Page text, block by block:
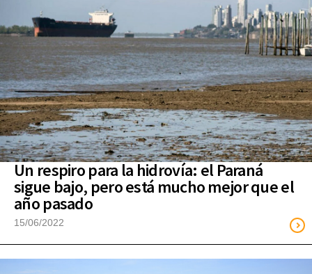
Un respiro para la hidrovía: el Paraná
sigue bajo, pero está mucho mejor que el
año pasado
15/06/2022